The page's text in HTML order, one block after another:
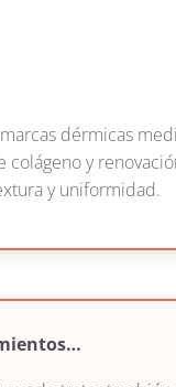
dérmicas
colágeno y
y uniformidad.